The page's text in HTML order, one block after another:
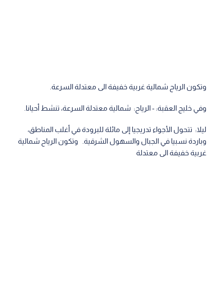
وتكون الرياح شمالية غربية خفيفة الى معتدلة السرعة.
وفي خليج العقبة: - الرياح: شمالية معتدلة السرعة، تنشط أحيانا.
ليلا: تتحول الأجواء تدريجيا إلى مائلة للبرودة في أغلب المناطق،
وباردة نسبيا في الجبال والسهول الشرقية. وتكون الرياح شمالية
غربية خفيفة الى معتدلة